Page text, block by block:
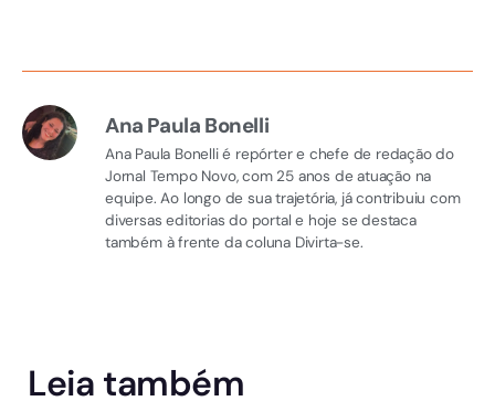
Ana Paula Bonelli
Ana Paula Bonelli é repórter e chefe de redação do
Jornal Tempo Novo, com 25 anos de atuação na
equipe. Ao longo de sua trajetória, já contribuiu com
diversas editorias do portal e hoje se destaca
também à frente da coluna Divirta-se.
Leia também